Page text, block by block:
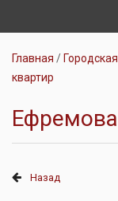
Главная
квартир
Назад